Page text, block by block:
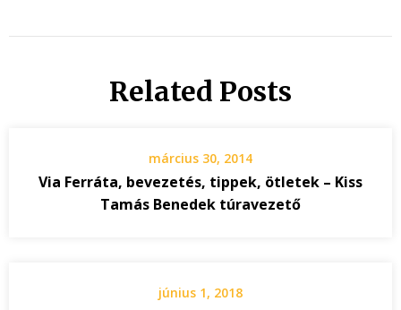
Related Posts
március 30, 2014
Via Ferráta, bevezetés, tippek, ötletek – Kiss
Tamás Benedek túravezető
június 1, 2018